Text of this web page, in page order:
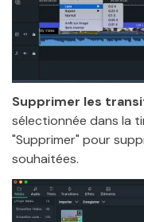
Supprimer les
sélectionnée dans la
"Supprimer" pour
souhaitées.